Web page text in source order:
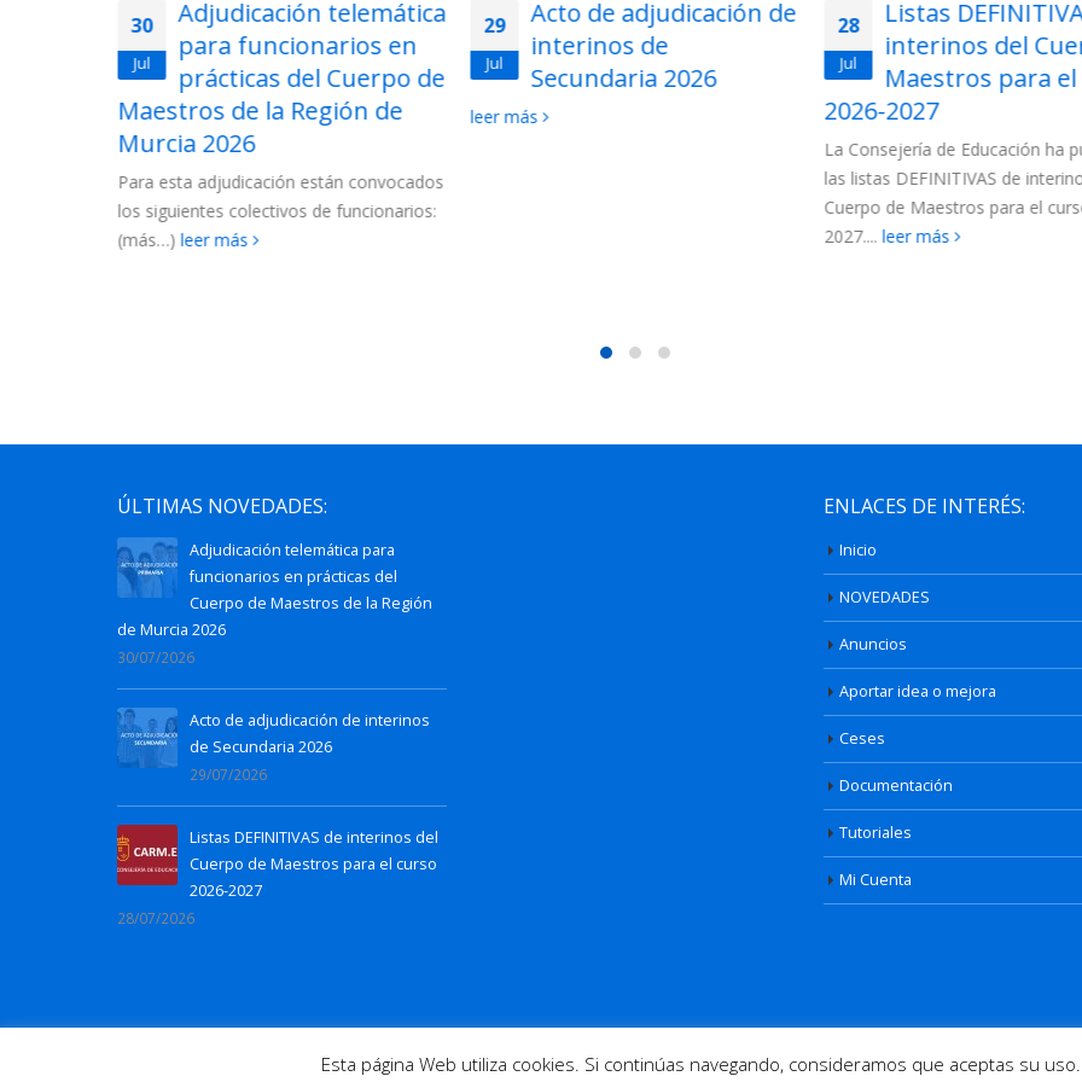
29
Jul
Acto de adjudicación de
interinos de
Secundaria 2026
leer más
28
Jul
Listas DEFINITIVAS de
interinos del Cuerpo de
Maestros para el curso
2026-2027
27
Jul
Adjudicación
para
Cuerpo de
la Región de Murcia
Para esta adjudicación están
los siguientes colectivos de
(más…) leer más
ÚLTIMAS NOVEDADES:
Adjudicación telemática para
funcionarios en prácticas del
Cuerpo de Maestros de la Región
de Murcia 2026
30/07/2026
Acto de adjudicación de interinos
de Secundaria 2026
29/07/2026
Listas DEFINITIVAS de interinos del
Cuerpo de Maestros para el curso
2026-2027
28/07/2026
ENLACES DE INTERÉS:
Inicio
NOVEDADES
Anuncios
Aportar idea o mejora
Ceses
Documentación
Tutoriales
Mi Cuenta
Esta página Web utiliza cookies. Si continúas navegando, consideramos que aceptas su uso.